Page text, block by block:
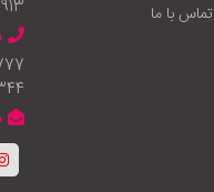
تماس با ما